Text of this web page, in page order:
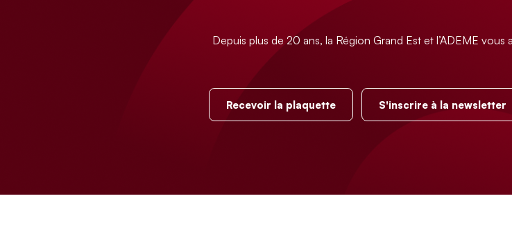
Depuis plus de 20 ans, la Région Grand Est et l’ADEME
Recevoir la plaquette S'inscrire à la newsletter